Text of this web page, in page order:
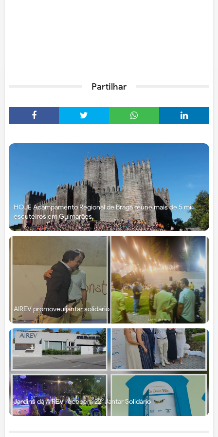
Partilhar
HOJE Acampamento Regional de Braga reúne mais de 5 mil
escuteiros em Guimarães
AIREV promoveu jantar solidário
Jardins da AIREV recebem 22⁰ Jantar Solidário